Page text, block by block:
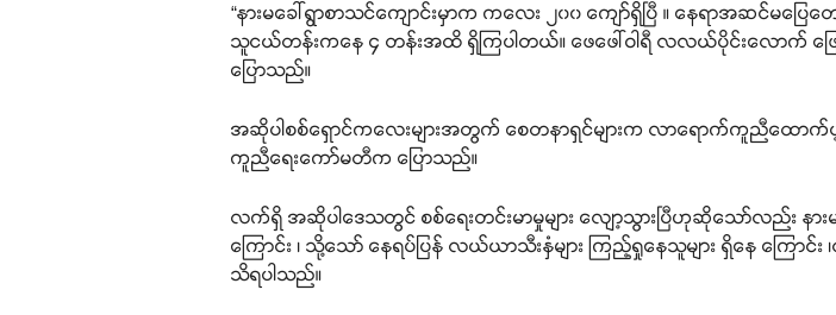
“နားမခေါ်ရွာစာသင်ကျောင်းမှာက ကလေး ၂၀၀ ကျော်ရှိပြီ ။ နေရာအဆင်မပြ
သူငယ်တန်းကနေ ၄ တန်းအထိ ရှိကြပါတယ်။ ဖေဖေါ်ဝါရီ လလယ်ပိုင်းလောက် ဖြ
ပြောသည်။
အဆိုပါစစ်ရှောင်ကလေးများအတွက် စေတနာရှင်များက လာရောက်ကူညီထောက်
ကူညီရေးကော်မတီက ပြောသည်။
လက်ရှိ အဆိုပါဒေသတွင် စစ်ရေးတင်းမာမှုများ လျော့သွားပြီဟုဆိုသော်လည်း နားမ
ကြောင်း ၊ သို့သော် နေရပ်ပြန် လယ်ယာသီးနှံများ ကြည့်ရှုနေသူများ ရှိနေ ကြေ
သိရပါသည်။